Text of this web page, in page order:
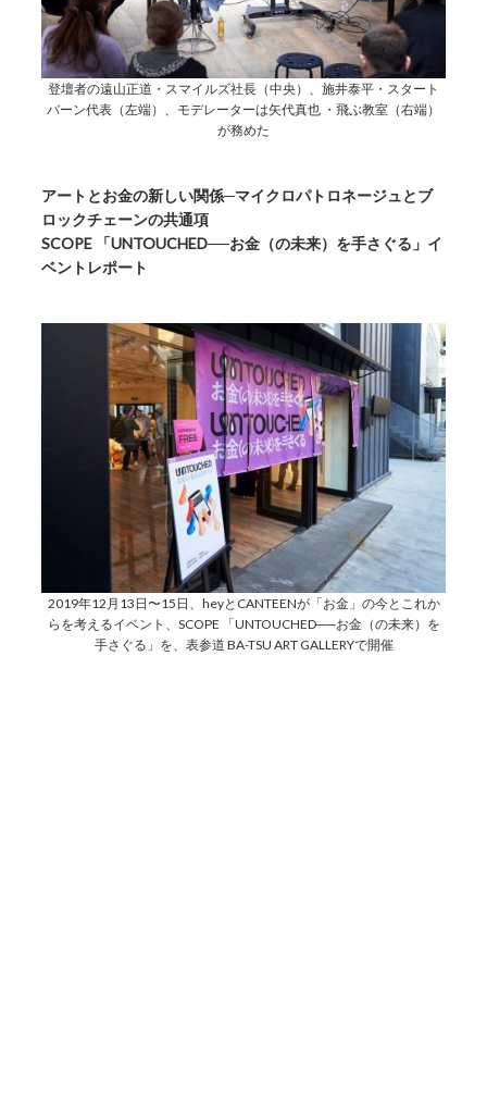
登壇者の遠山正道・スマイルズ社長（中央）、施井泰平・スタート
バーン代表（左端）、モデレーターは矢代真也 ・飛ぶ教室（右端）
が務めた
アートとお金の新しい関係─マイクロパトロネージュとブ
ロックチェーンの共通項
SCOPE 「UNTOUCHED──お金（の未来）を手さぐる」イ
ベントレポート
2019年12月13日〜15日、heyとCANTEENが「お金」の今とこれか
らを考えるイベント、SCOPE 「UNTOUCHED──お金（の未来）を
手さぐる」を、表参道 BA-TSU ART GALLERYで開催